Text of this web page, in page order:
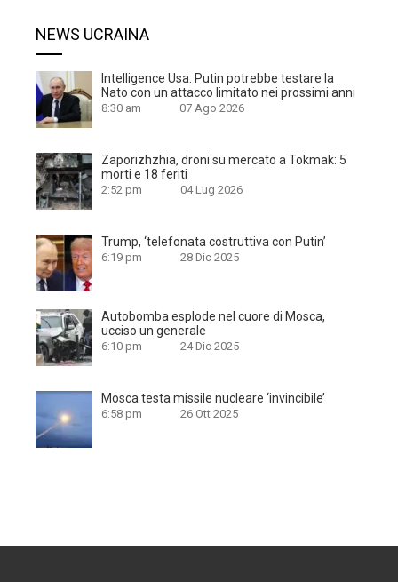
NEWS UCRAINA
Intelligence Usa: Putin potrebbe testare la
Nato con un attacco limitato nei prossimi anni
8:30 am 07 Ago 2026
Zaporizhzhia, droni su mercato a Tokmak: 5
morti e 18 feriti
2:52 pm 04 Lug 2026
Trump, ‘telefonata costruttiva con Putin’
6:19 pm 28 Dic 2025
Autobomba esplode nel cuore di Mosca,
ucciso un generale
6:10 pm 24 Dic 2025
Mosca testa missile nucleare ‘invincibile’
6:58 pm 26 Ott 2025